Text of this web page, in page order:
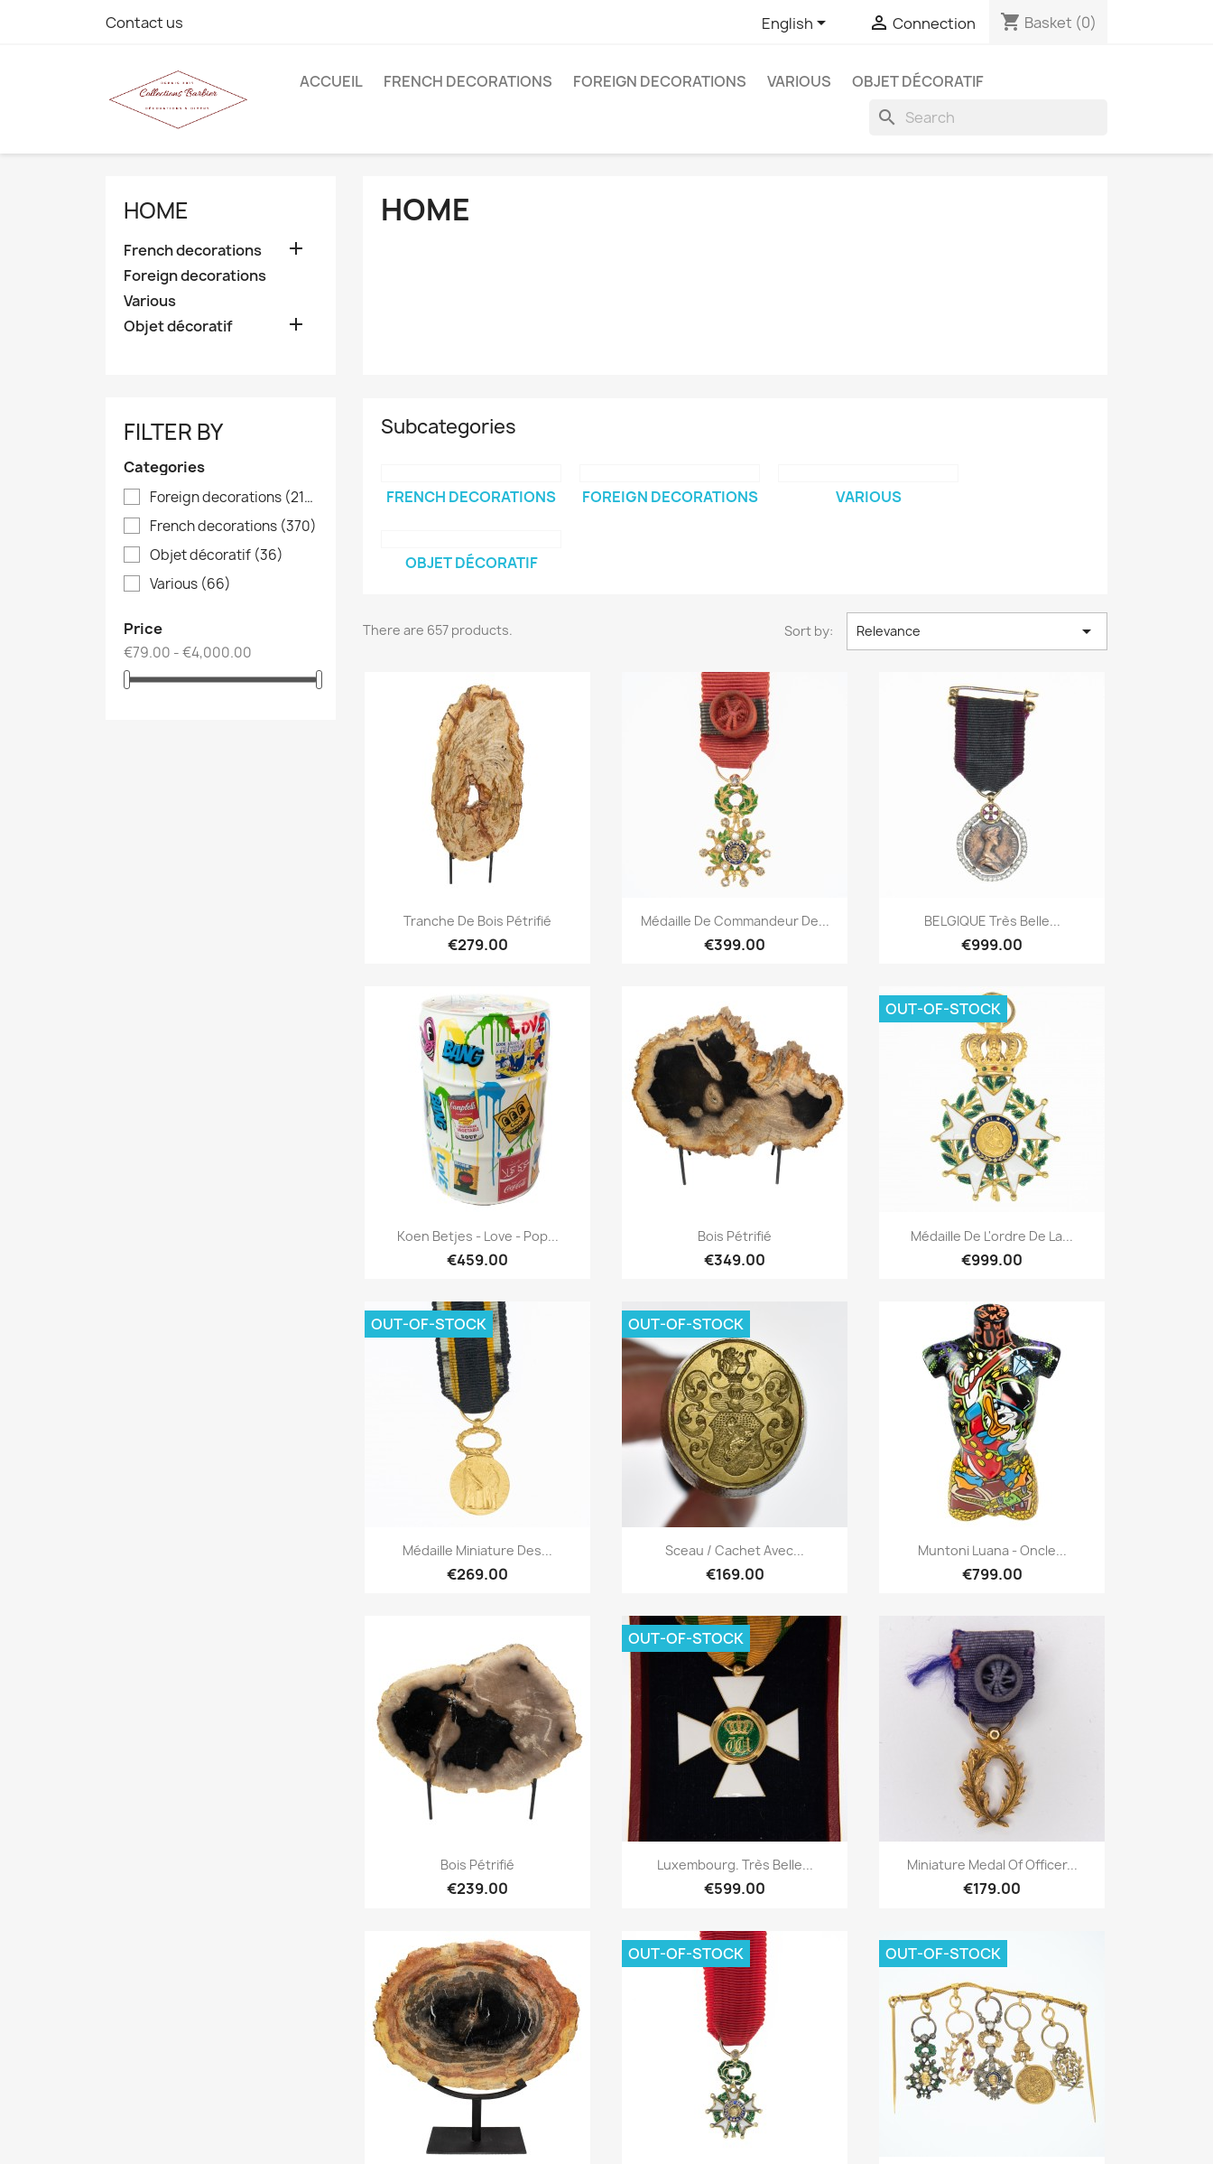
Contact us English  Connection shopping_cart Basket (0)
ACCUEIL FRENCH DECORATIONS FOREIGN DECORATIONS VARIOUS OBJET DÉCORATIF
search
HOME
French decorations 
Foreign decorations
Various
Objet décoratif

FILTER BY
Categories
Foreign decorations (215)
French decorations (370)
Objet décoratif (36)
Various (66)
Price
€79.00 - €4,000.00
HOME
Subcategories
FRENCH DECORATIONS FOREIGN DECORATIONS VARIOUS
OBJET DÉCORATIF
There are 657 products. Sort by: Relevance 
Quick overview
Tranche De Bois Pétrifié
€279.00
 Quick overview
Médaille De Commandeur De...
€399.00
Quick overview
BELGIQUE Très Belle...
€999.00
Quick overview
Koen Betjes - Love - Pop...
€459.00
Quick overview
Bois Pétrifié
€349.00
Quick overview
Médaille De L'ordre De La...
€999.00
OUT-OF-STOCK
Quick overview
Médaille Miniature Des...
€269.00
OUT-OF-STOCK
Quick overview
Sceau / Cachet Avec...
€169.00
OUT-OF-STOCK
Quick overview
Muntoni Luana - Oncle...
€799.00
Quick overview
Bois Pétrifié
€239.00
Quick overview
Luxembourg. Très Belle...
€599.00
OUT-OF-STOCK
Quick overview
Miniature Medal Of Officer...
€179.00
OUT-OF-STOCK OUT-OF-STOCK